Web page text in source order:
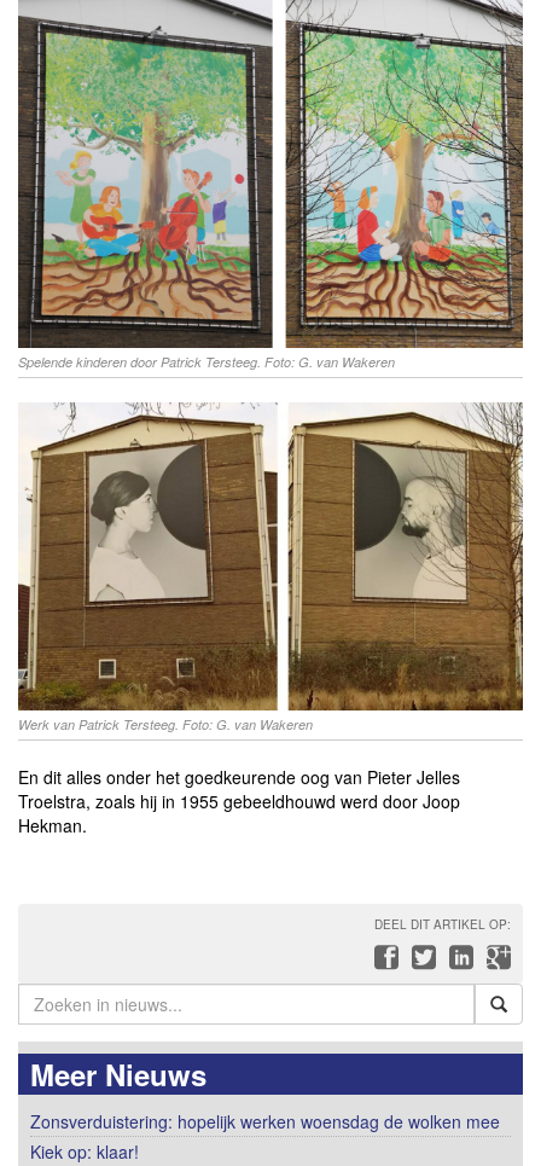
Spelende kinderen door Patrick Tersteeg. Foto: G. van Wakeren
Werk van Patrick Tersteeg. Foto: G. van Wakeren
En dit alles onder het goedkeurende oog van Pieter Jelles
Troelstra, zoals hij in 1955 gebeeldhouwd werd door Joop
Hekman.
DEEL DIT ARTIKEL OP:
Meer Nieuws
Zonsverduistering: hopelijk werken woensdag de wolken mee
Kiek op: klaar!